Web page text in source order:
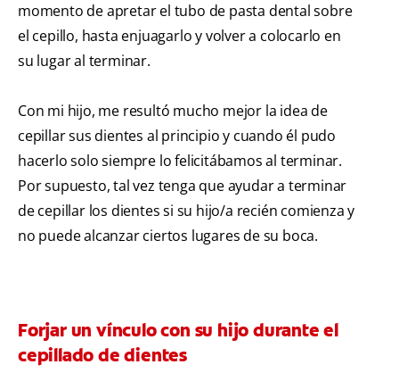
momento de apretar el tubo de pasta dental sobre
el cepillo, hasta enjuagarlo y volver a colocarlo en
su lugar al terminar.
Con mi hijo, me resultó mucho mejor la idea de
cepillar sus dientes al principio y cuando él pudo
hacerlo solo siempre lo felicitábamos al terminar.
Por supuesto, tal vez tenga que ayudar a terminar
de cepillar los dientes si su hijo/a recién comienza y
no puede alcanzar ciertos lugares de su boca.
Forjar un vínculo con su hijo durante el
cepillado de dientes